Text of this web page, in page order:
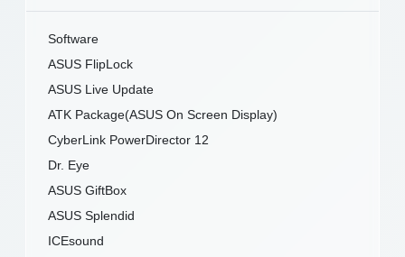
Software
ASUS FlipLock
ASUS Live Update
ATK Package(ASUS On Screen Display)
CyberLink PowerDirector 12
Dr. Eye
ASUS GiftBox
ASUS Splendid
ICEsound